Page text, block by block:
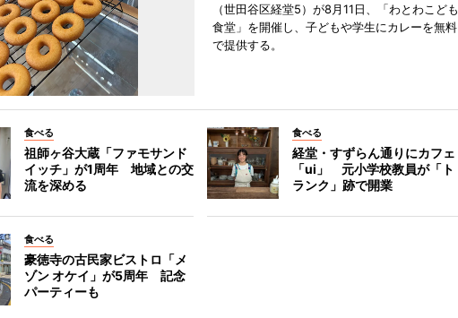
（世田谷区経堂5）が8月11日、「わとわこども
食堂」を開催し、子どもや学生にカレーを無料
で提供する。
食べる
祖師ヶ谷大蔵「ファモサンド
イッチ」が1周年 地域との交
流を深める
食べる
経堂・すずらん通りにカフェ
「ui」 元小学校教員が「ト
ランク」跡で開業
食べる
豪徳寺の古民家ビストロ「メ
ゾン オケイ」が5周年 記念
パーティーも